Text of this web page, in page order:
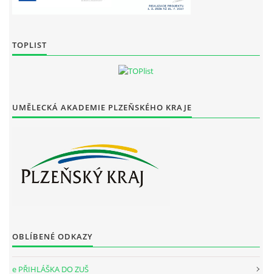
TOPLIST
UMĚLECKÁ AKADEMIE PLZEŇSKÉHO KRAJE
OBLÍBENÉ ODKAZY
e PŘIHLÁŠKA DO ZUŠ